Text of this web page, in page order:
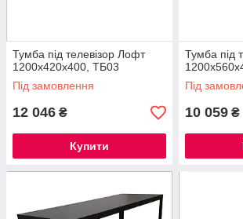
Тумба під телевізор Лофт
1200х420х400, ТБ03
Під замовлення
12 046 ₴
Купити
Тумба під
Під
10 059 ₴